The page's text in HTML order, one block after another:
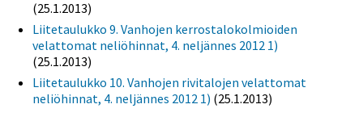
(25.1.2013)
Liitetaulukko 9. Vanhojen kerrostalokolmioiden
velattomat neliöhinnat, 4. neljännes 2012 1)
(25.1.2013)
Liitetaulukko 10. Vanhojen rivitalojen velattomat
neliöhinnat, 4. neljännes 2012 1) (25.1.2013)